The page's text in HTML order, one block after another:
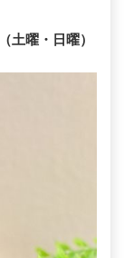
曜・日曜）